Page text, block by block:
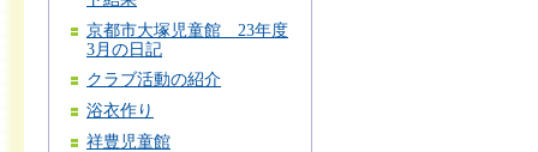
京都市大塚児童館 23年度
3月の日記
クラブ活動の紹介
浴衣作り
祥豊児童館